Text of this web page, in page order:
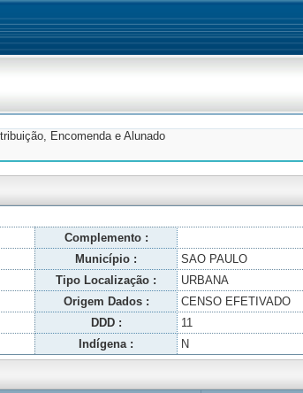
Encomenda e Alunado
Complemento :
Município : SAO PAULO
Tipo Localização : URBANA
Origem Dados : CENSO EFETIVADO
DDD : 11
Indígena : N